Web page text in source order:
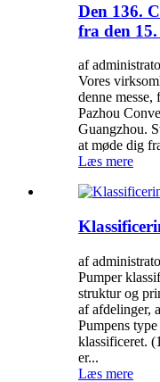
Den 136.
fra den
af
Vores
denne
Pazhou
Guangzhou.
at møde dig
Læs mere
af
Pumper
struktur og
af ​​afdelinger,
Pumpens
klassificeret.
er...
Læs mere